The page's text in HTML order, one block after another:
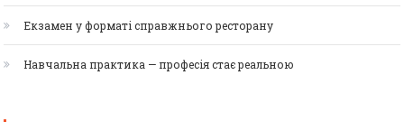
Екзамен у форматі справжнього ресторану
Навчальна практика — професія стає реальною